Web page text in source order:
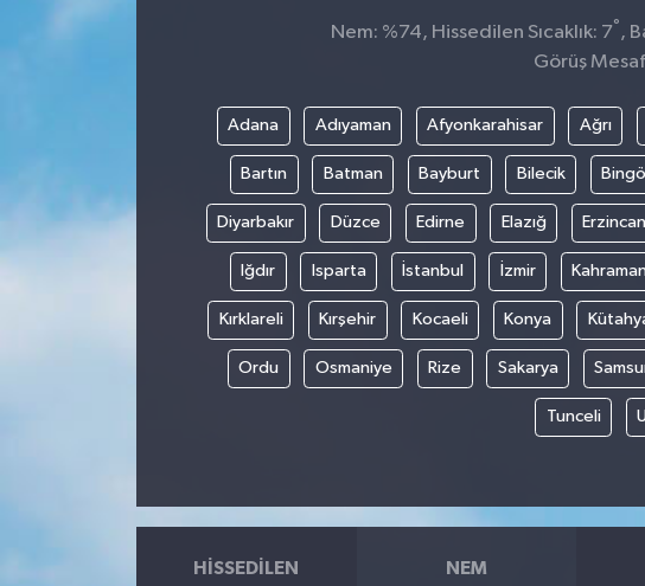
Nem: %74, Hissedilen Sıcaklık: 7° ,
Görüş
Adana Adıyaman Afyonkarahisar Ağrı
Bartın Batman Bayburt Bilecik Bingöl
Diyarbakır Düzce Edirne Elazığ Erzincan
Iğdır Isparta İstanbul İzmir
Kırklareli Kırşehir Kocaeli Konya
Ordu Osmaniye Rize Sakarya
Tunceli
HISSEDILEN NEM